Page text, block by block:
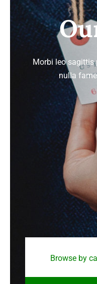
Morbi leo sagittis
nulla
Browse by